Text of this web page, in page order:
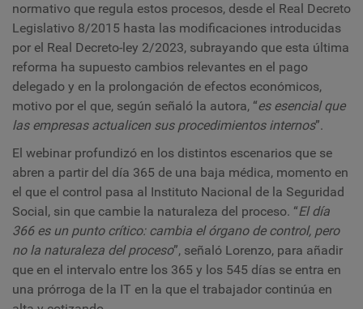
normativo que regula estos procesos, desde el Real Decreto
Legislativo 8/2015 hasta las modificaciones introducidas
por el Real Decreto-ley 2/2023, subrayando que esta última
reforma ha supuesto cambios relevantes en el pago
delegado y en la prolongación de efectos económicos,
motivo por el que, según señaló la autora, “es esencial que
las empresas actualicen sus procedimientos internos”.
El webinar profundizó en los distintos escenarios que se
abren a partir del día 365 de una baja médica, momento en
el que el control pasa al Instituto Nacional de la Seguridad
Social, sin que cambie la naturaleza del proceso. “El día
366 es un punto crítico: cambia el órgano de control, pero
no la naturaleza del proceso”, señaló Lorenzo, para añadir
que en el intervalo entre los 365 y los 545 días se entra en
una prórroga de la IT en la que el trabajador continúa en